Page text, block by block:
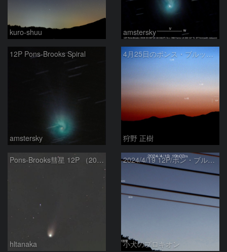
kuro-shuu amstersky
12P Pons-Brooks Spiral
amstersky
4月25日のポンス・ブルックス彗星(12P)
狩野 正樹
Pons-Brooks彗星 12P （2024/04/08） 米国テキサス州
hltanaka
2024/4/19 12P/ポン・ブルックス彗星・木星・天王星
小犬のプロキオン